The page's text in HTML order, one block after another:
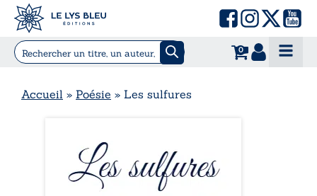
0
Accueil » Poésie » Les sulfures